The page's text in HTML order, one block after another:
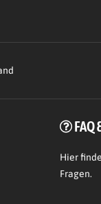
FAQ
Hier
Fragen.